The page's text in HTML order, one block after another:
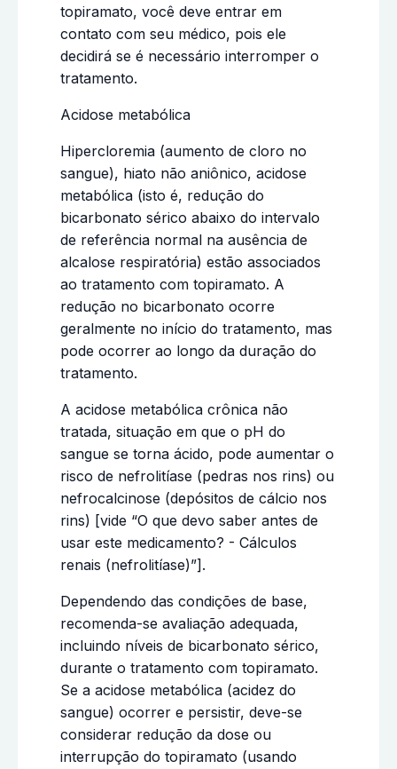
topiramato, você deve entrar em
contato com seu médico, pois ele
decidirá se é necessário interromper o
tratamento.
Acidose metabólica
Hipercloremia (aumento de cloro no
sangue), hiato não aniônico, acidose
metabólica (isto é, redução do
bicarbonato sérico abaixo do intervalo
de referência normal na ausência de
alcalose respiratória) estão associados
ao tratamento com topiramato. A
redução no bicarbonato ocorre
geralmente no início do tratamento, mas
pode ocorrer ao longo da duração do
tratamento.
A acidose metabólica crônica não
tratada, situação em que o pH do
sangue se torna ácido, pode aumentar o
risco de nefrolitíase (pedras nos rins) ou
nefrocalcinose (depósitos de cálcio nos
rins) [vide “O que devo saber antes de
usar este medicamento? - Cálculos
renais (nefrolitíase)”].
Dependendo das condições de base,
recomenda-se avaliação adequada,
incluindo níveis de bicarbonato sérico,
durante o tratamento com topiramato.
Se a acidose metabólica (acidez do
sangue) ocorrer e persistir, deve-se
considerar redução da dose ou
interrupção do topiramato (usando